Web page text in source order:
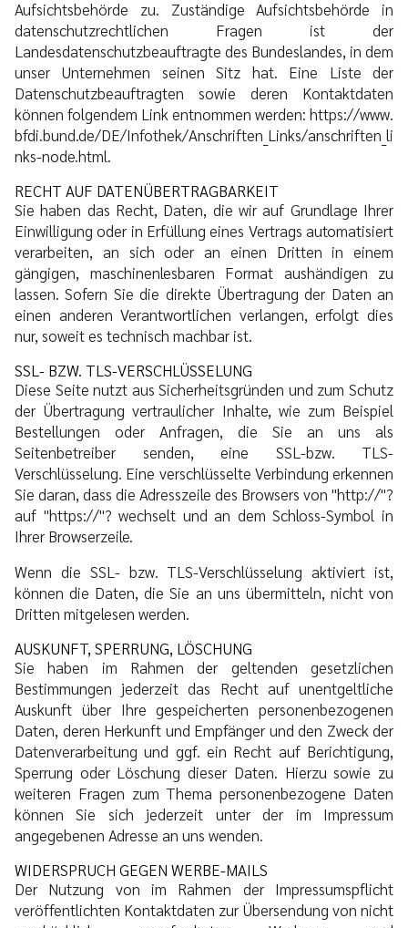
Aufsichtsbehörde zu. Zuständige Aufsichtsbehörde in
datenschutzrechtlichen Fragen ist der
Landesdatenschutzbeauftragte des Bundeslandes, in dem
unser Unternehmen seinen Sitz hat. Eine Liste der
Datenschutzbeauftragten sowie deren Kontaktdaten
können folgendem Link entnommen werden: https://www.
bfdi.bund.de/DE/Infothek/Anschriften_Links/anschriften_li
nks-node.html.
RECHT AUF DATENÜBERTRAGBARKEIT
Sie haben das Recht, Daten, die wir auf Grundlage Ihrer
Einwilligung oder in Erfüllung eines Vertrags automatisiert
verarbeiten, an sich oder an einen Dritten in einem
gängigen, maschinenlesbaren Format aushändigen zu
lassen. Sofern Sie die direkte Übertragung der Daten an
einen anderen Verantwortlichen verlangen, erfolgt dies
nur, soweit es technisch machbar ist.
SSL- BZW. TLS-VERSCHLÜSSELUNG
Diese Seite nutzt aus Sicherheitsgründen und zum Schutz
der Übertragung vertraulicher Inhalte, wie zum Beispiel
Bestellungen oder Anfragen, die Sie an uns als
Seitenbetreiber senden, eine SSL-bzw. TLS-
Verschlüsselung. Eine verschlüsselte Verbindung erkennen
Sie daran, dass die Adresszeile des Browsers von "http://"?
auf "https://"? wechselt und an dem Schloss-Symbol in
Ihrer Browserzeile.
Wenn die SSL- bzw. TLS-Verschlüsselung aktiviert ist,
können die Daten, die Sie an uns übermitteln, nicht von
Dritten mitgelesen werden.
AUSKUNFT, SPERRUNG, LÖSCHUNG
Sie haben im Rahmen der geltenden gesetzlichen
Bestimmungen jederzeit das Recht auf unentgeltliche
Auskunft über Ihre gespeicherten personenbezogenen
Daten, deren Herkunft und Empfänger und den Zweck der
Datenverarbeitung und ggf. ein Recht auf Berichtigung,
Sperrung oder Löschung dieser Daten. Hierzu sowie zu
weiteren Fragen zum Thema personenbezogene Daten
können Sie sich jederzeit unter der im Impressum
angegebenen Adresse an uns wenden.
WIDERSPRUCH GEGEN WERBE-MAILS
Der Nutzung von im Rahmen der Impressumspflicht
veröffentlichten Kontaktdaten zur Übersendung von nicht